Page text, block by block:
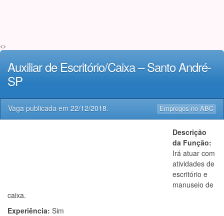
<>
Auxiliar de Escritório/Caixa – Santo André-
SP
Empregos no ABC
Vaga publicada em 22/12/2018.
Descrição
da Função:
Irá atuar com
atividades de
escritório e
manuseio de
caixa.
Experiência: Sim